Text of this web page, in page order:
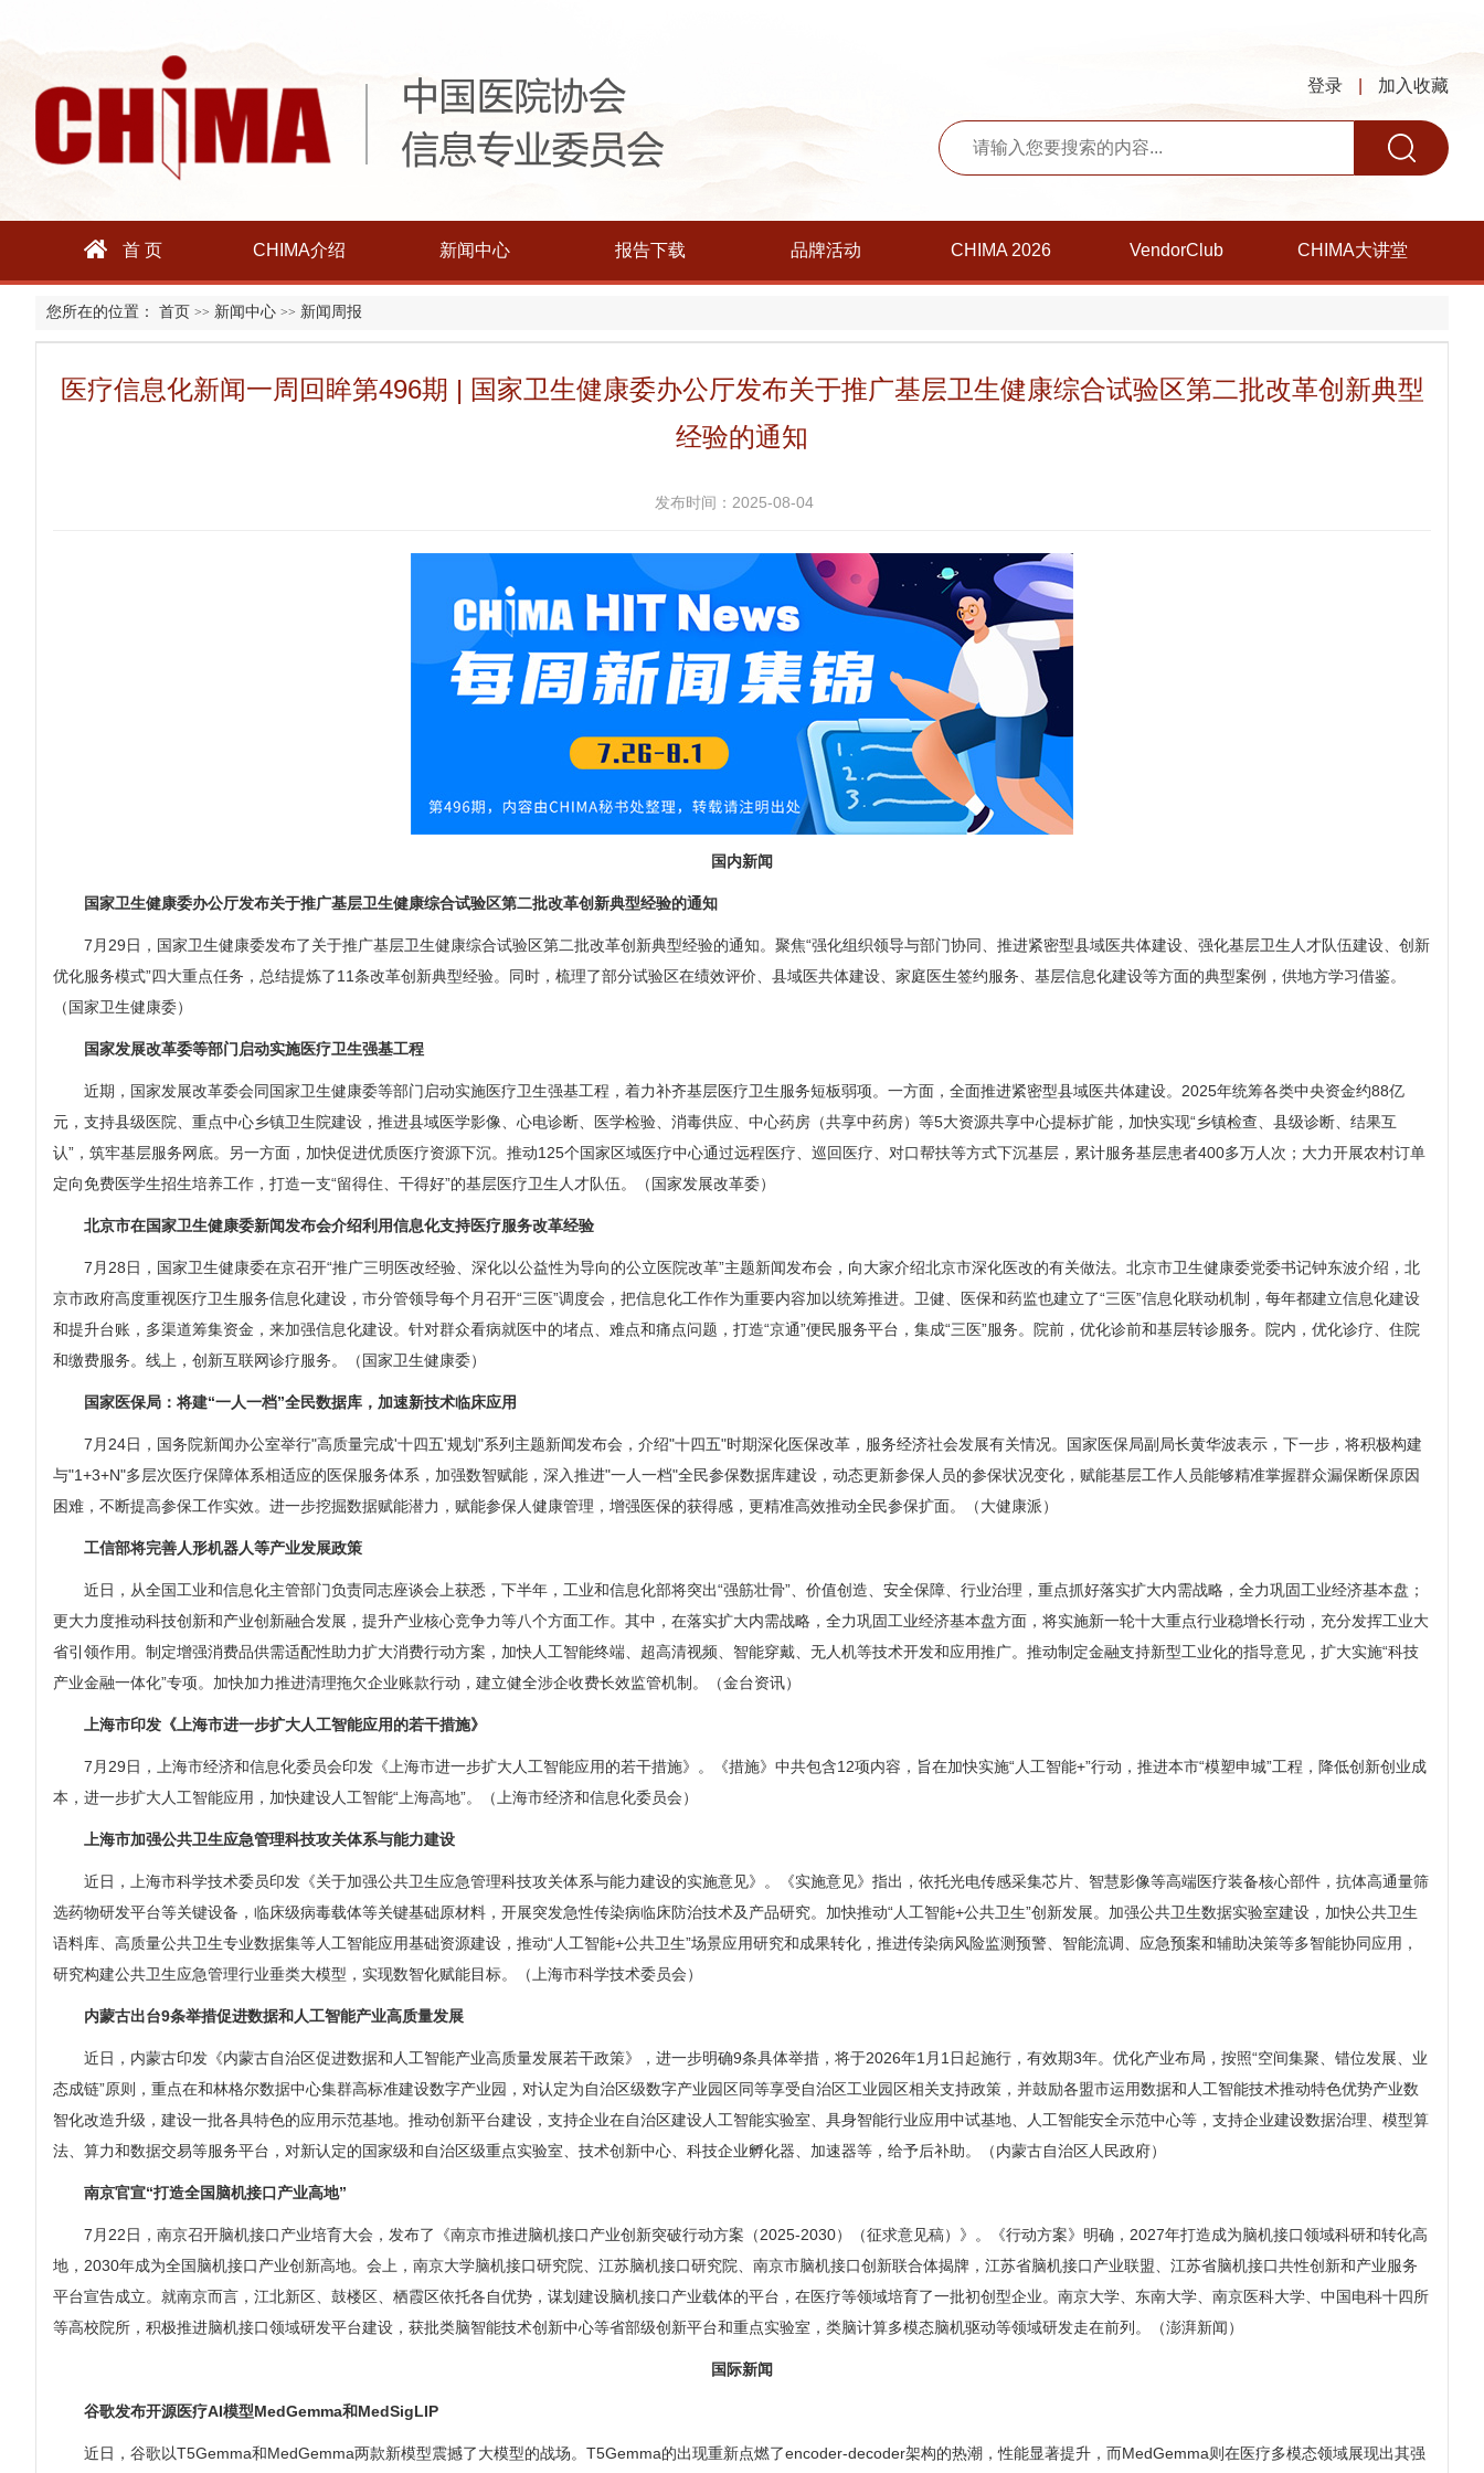
登录 加入收藏
首 页 CHIMA介绍 新闻中心 报告下载 品牌活动 CHIMA 2026 VendorClub CHIMA大讲堂
您所在的位置： 首页 >> 新闻中心 >> 新闻周报
医疗信息化新闻一周回眸第496期 | 国家卫生健康委办公厅发布关于推广基层卫生健康综合试验区第二批改革创新典型
经验的通知
发布时间：2025-08-04
国内新闻
国家卫生健康委办公厅发布关于推广基层卫生健康综合试验区第二批改革创新典型经验的通知
7月29日，国家卫生健康委发布了关于推广基层卫生健康综合试验区第二批改革创新典型经验的通知。聚焦“强化组织领导与部门协同、推进紧密型县域医共体建设、强化基层卫生人才队伍建设、创新
优化服务模式”四大重点任务，总结提炼了11条改革创新典型经验。同时，梳理了部分试验区在绩效评价、县域医共体建设、家庭医生签约服务、基层信息化建设等方面的典型案例，供地方学习借鉴。
（国家卫生健康委）
国家发展改革委等部门启动实施医疗卫生强基工程
近期，国家发展改革委会同国家卫生健康委等部门启动实施医疗卫生强基工程，着力补齐基层医疗卫生服务短板弱项。一方面，全面推进紧密型县域医共体建设。2025年统筹各类中央资金约88亿
元，支持县级医院、重点中心乡镇卫生院建设，推进县域医学影像、心电诊断、医学检验、消毒供应、中心药房（共享中药房）等5大资源共享中心提标扩能，加快实现“乡镇检查、县级诊断、结果互
认”，筑牢基层服务网底。另一方面，加快促进优质医疗资源下沉。推动125个国家区域医疗中心通过远程医疗、巡回医疗、对口帮扶等方式下沉基层，累计服务基层患者400多万人次；大力开展农村订单
定向免费医学生招生培养工作，打造一支“留得住、干得好”的基层医疗卫生人才队伍。（国家发展改革委）
北京市在国家卫生健康委新闻发布会介绍利用信息化支持医疗服务改革经验
7月28日，国家卫生健康委在京召开“推广三明医改经验、深化以公益性为导向的公立医院改革”主题新闻发布会，向大家介绍北京市深化医改的有关做法。北京市卫生健康委党委书记钟东波介绍，北
京市政府高度重视医疗卫生服务信息化建设，市分管领导每个月召开“三医”调度会，把信息化工作作为重要内容加以统筹推进。卫健、医保和药监也建立了“三医”信息化联动机制，每年都建立信息化建设
和提升台账，多渠道筹集资金，来加强信息化建设。针对群众看病就医中的堵点、难点和痛点问题，打造“京通”便民服务平台，集成“三医”服务。院前，优化诊前和基层转诊服务。院内，优化诊疗、住院
和缴费服务。线上，创新互联网诊疗服务。（国家卫生健康委）
国家医保局：将建“一人一档”全民数据库，加速新技术临床应用
7月24日，国务院新闻办公室举行"高质量完成'十四五'规划"系列主题新闻发布会，介绍"十四五"时期深化医保改革，服务经济社会发展有关情况。国家医保局副局长黄华波表示，下一步，将积极构建
与"1+3+N"多层次医疗保障体系相适应的医保服务体系，加强数智赋能，深入推进"一人一档"全民参保数据库建设，动态更新参保人员的参保状况变化，赋能基层工作人员能够精准掌握群众漏保断保原因
困难，不断提高参保工作实效。进一步挖掘数据赋能潜力，赋能参保人健康管理，增强医保的获得感，更精准高效推动全民参保扩面。（大健康派）
工信部将完善人形机器人等产业发展政策
近日，从全国工业和信息化主管部门负责同志座谈会上获悉，下半年，工业和信息化部将突出“强筋壮骨”、价值创造、安全保障、行业治理，重点抓好落实扩大内需战略，全力巩固工业经济基本盘；
更大力度推动科技创新和产业创新融合发展，提升产业核心竞争力等八个方面工作。其中，在落实扩大内需战略，全力巩固工业经济基本盘方面，将实施新一轮十大重点行业稳增长行动，充分发挥工业大
省引领作用。制定增强消费品供需适配性助力扩大消费行动方案，加快人工智能终端、超高清视频、智能穿戴、无人机等技术开发和应用推广。推动制定金融支持新型工业化的指导意见，扩大实施“科技
产业金融一体化”专项。加快加力推进清理拖欠企业账款行动，建立健全涉企收费长效监管机制。（金台资讯）
上海市印发《上海市进一步扩大人工智能应用的若干措施》
7月29日，上海市经济和信息化委员会印发《上海市进一步扩大人工智能应用的若干措施》。《措施》中共包含12项内容，旨在加快实施“人工智能+”行动，推进本市“模塑申城”工程，降低创新创业成
本，进一步扩大人工智能应用，加快建设人工智能“上海高地”。（上海市经济和信息化委员会）
上海市加强公共卫生应急管理科技攻关体系与能力建设
近日，上海市科学技术委员印发《关于加强公共卫生应急管理科技攻关体系与能力建设的实施意见》。《实施意见》指出，依托光电传感采集芯片、智慧影像等高端医疗装备核心部件，抗体高通量筛
选药物研发平台等关键设备，临床级病毒载体等关键基础原材料，开展突发急性传染病临床防治技术及产品研究。加快推动“人工智能+公共卫生”创新发展。加强公共卫生数据实验室建设，加快公共卫生
语料库、高质量公共卫生专业数据集等人工智能应用基础资源建设，推动“人工智能+公共卫生”场景应用研究和成果转化，推进传染病风险监测预警、智能流调、应急预案和辅助决策等多智能协同应用，
研究构建公共卫生应急管理行业垂类大模型，实现数智化赋能目标。（上海市科学技术委员会）
内蒙古出台9条举措促进数据和人工智能产业高质量发展
近日，内蒙古印发《内蒙古自治区促进数据和人工智能产业高质量发展若干政策》，进一步明确9条具体举措，将于2026年1月1日起施行，有效期3年。优化产业布局，按照“空间集聚、错位发展、业
态成链”原则，重点在和林格尔数据中心集群高标准建设数字产业园，对认定为自治区级数字产业园区同等享受自治区工业园区相关支持政策，并鼓励各盟市运用数据和人工智能技术推动特色优势产业数
智化改造升级，建设一批各具特色的应用示范基地。推动创新平台建设，支持企业在自治区建设人工智能实验室、具身智能行业应用中试基地、人工智能安全示范中心等，支持企业建设数据治理、模型算
法、算力和数据交易等服务平台，对新认定的国家级和自治区级重点实验室、技术创新中心、科技企业孵化器、加速器等，给予后补助。（内蒙古自治区人民政府）
南京官宣“打造全国脑机接口产业高地”
7月22日，南京召开脑机接口产业培育大会，发布了《南京市推进脑机接口产业创新突破行动方案（2025-2030）（征求意见稿）》。《行动方案》明确，2027年打造成为脑机接口领域科研和转化高
地，2030年成为全国脑机接口产业创新高地。会上，南京大学脑机接口研究院、江苏脑机接口研究院、南京市脑机接口创新联合体揭牌，江苏省脑机接口产业联盟、江苏省脑机接口共性创新和产业服务
平台宣告成立。就南京而言，江北新区、鼓楼区、栖霞区依托各自优势，谋划建设脑机接口产业载体的平台，在医疗等领域培育了一批初创型企业。南京大学、东南大学、南京医科大学、中国电科十四所
等高校院所，积极推进脑机接口领域研发平台建设，获批类脑智能技术创新中心等省部级创新平台和重点实验室，类脑计算多模态脑机驱动等领域研发走在前列。（澎湃新闻）
国际新闻
谷歌发布开源医疗AI模型MedGemma和MedSigLIP
近日，谷歌以T5Gemma和MedGemma两款新模型震撼了大模型的战场。T5Gemma的出现重新点燃了encoder-decoder架构的热潮，性能显著提升，而MedGemma则在医疗多模态领域展现出其强